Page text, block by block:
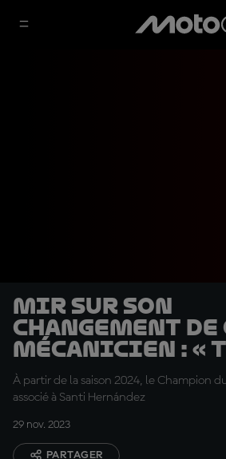
Mir sur son
changement de
mécanicien : «
heureux de
décision »
À partir de la saison 2024, le Champion
associé à Santi Hernández
29 nov. 2023
PARTAGER